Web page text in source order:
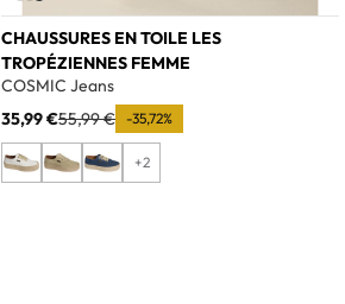
CHAUSSURES EN TOILE LES
TROPÉZIENNES FEMME
COSMIC Jeans
35,99 €55,99 € -35,72%
+2